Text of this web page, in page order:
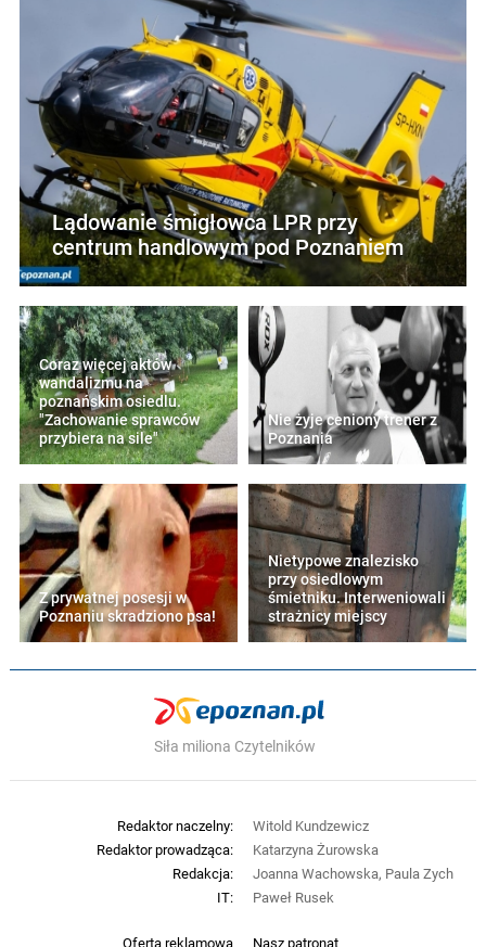
Lądowanie śmigłowca LPR przy
centrum handlowym pod Poznaniem
Coraz więcej aktów
wandalizmu na
poznańskim osiedlu.
"Zachowanie sprawców
przybiera na sile"
Nie żyje ceniony trener z
Poznania
Z prywatnej posesji w
Poznaniu skradziono psa!
Nietypowe znalezisko
przy osiedlowym
śmietniku. Interweniowali
strażnicy miejscy
Siła miliona Czytelników
Oferta reklamowa Nasz patronat
Redaktor naczelny:
Witold Kundzewicz
Redaktor prowadząca:
Katarzyna Żurowska
Redakcja:
Joanna Wachowska, Paula Zych
IT:
Paweł Rusek